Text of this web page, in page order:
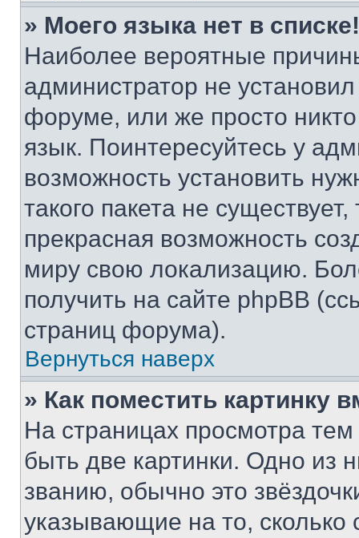
» Моего языка нет в списке!
Наиболее вероятные
администратор не
форуме, или же просто
язык. Поинтересуйтесь у
возможность установить
такого пакета не
прекрасная возможность
миру свою локализацию.
получить на сайте phpBB
страниц форума).
Вернуться наверх
» Как поместить картинку
На страницах просмотра
быть две картинки. Одно из
званию, обычно это
указывающие на то,